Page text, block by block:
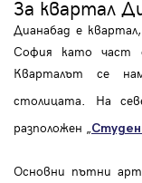
За квартал
Дианабад е
София като част
Кварталът се
столицата. На
разположен „
Основни пътни